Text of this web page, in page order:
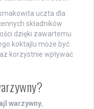
uczta dla
składników
dzięki zawartemu
koktajlu może być
korzystnie wpływać
warzywny,